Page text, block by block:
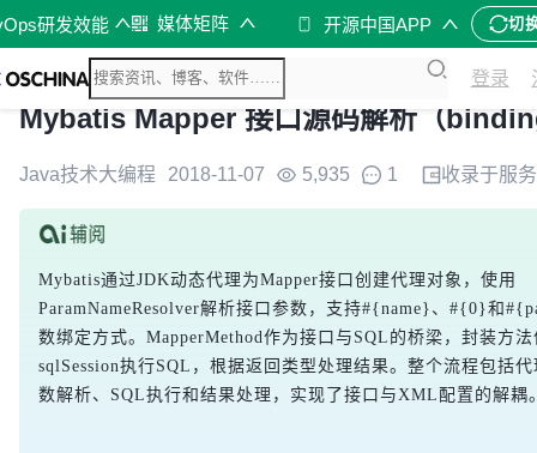
研发效能 媒体矩阵 开源中国APP 切
登录
Mybatis Mapper 接口源码解析（
Java技术大编程 2018-11-07 5,935 1 收录于服
Mybatis通过JDK动态代理为Mapper接口创建代理对象，使用
ParamNameResolver解析接口参数，支持#{name}、#{0}和
数绑定方式。MapperMethod作为接口与SQL的桥梁，封装方
sqlSession执行SQL，根据返回类型处理结果。整个流程包括
数解析、SQL执行和结果处理，实现了接口与XML配置的解耦